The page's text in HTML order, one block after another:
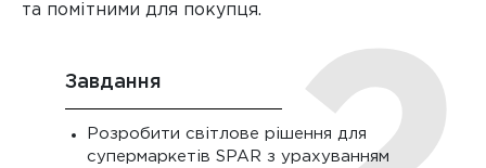
та помітними для покупця.
Завдання
Розробити світлове рішення для
супермаркетів SPAR з урахуванням